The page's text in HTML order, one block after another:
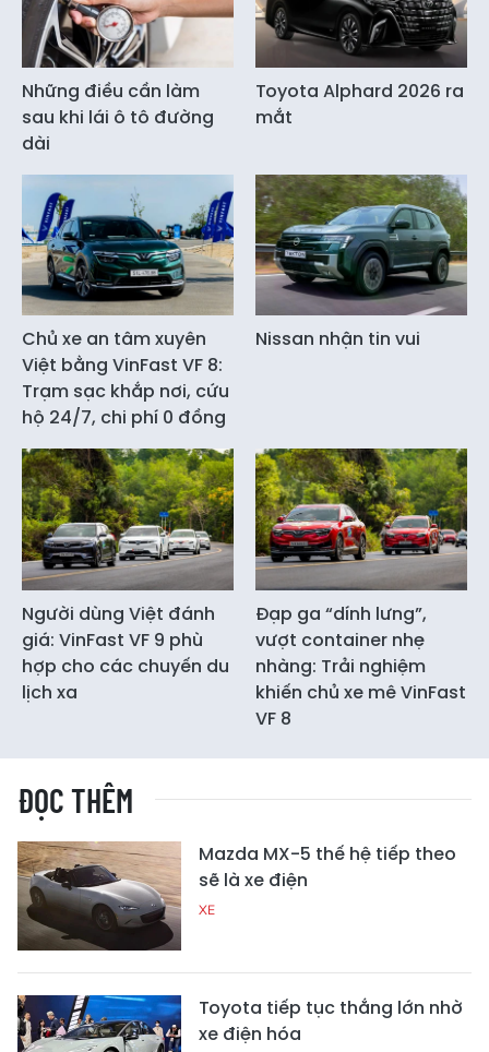
Những điều cần làm
sau khi lái ô tô đường
dài
Toyota Alphard 2026 ra
mắt
Chủ xe an tâm xuyên
Việt bằng VinFast VF 8:
Trạm sạc khắp nơi, cứu
hộ 24/7, chi phí 0 đồng
Nissan nhận tin vui
Người dùng Việt đánh
giá: VinFast VF 9 phù
hợp cho các chuyến du
lịch xa
Đạp ga “dính lưng”,
vượt container nhẹ
nhàng: Trải nghiệm
khiến chủ xe mê VinFast
VF 8
ĐỌC THÊM
Mazda MX-5 thế hệ tiếp theo
sẽ là xe điện
XE
Toyota tiếp tục thắng lớn nhờ
xe điện hóa